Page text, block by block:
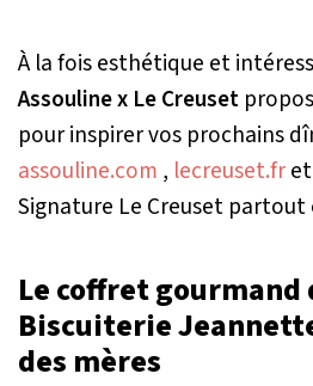
À la fois esthétique et
Assouline x Le Creuset
pour inspirer vos prochains
assouline.com , lecreuset.fr
Signature Le Creuset partout
Le coffret gourmand
Biscuiterie
des mères